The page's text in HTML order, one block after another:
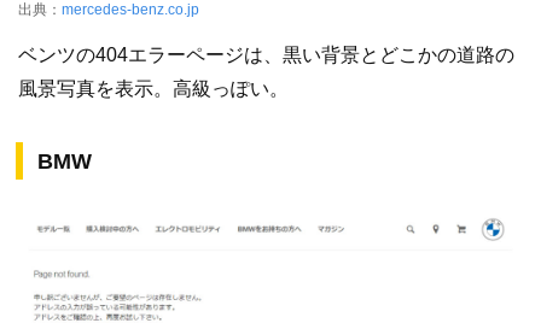
出典： mercedes-benz.co.jp
ベンツの404エラーページは、黒い背景とどこかの道路の
風景写真を表示。高級っぽい。
BMW